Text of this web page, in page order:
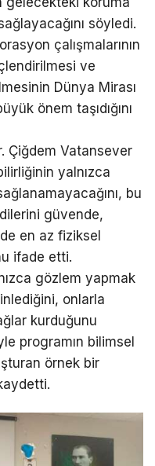
söyledi.
çalışmalarının
ve
Dünya Mirası
önem taşıdığını
Çiğdem Vatansever
yalnızca
bu
güvende,
en az fiziksel
ifade etti.
gözlem yapmak
onlarla
kurduğunu
programın bilimsel
örnek bir